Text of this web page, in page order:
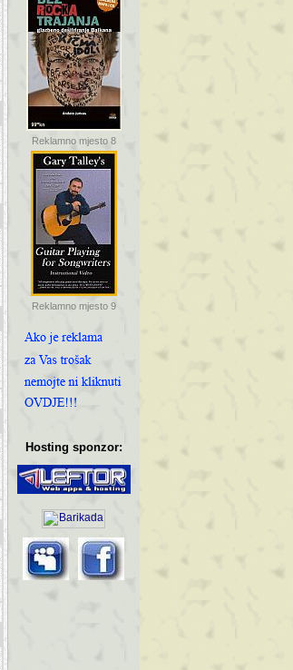
Reklamno mjesto 8
Reklamno mjesto 9
Hosting sponzor: